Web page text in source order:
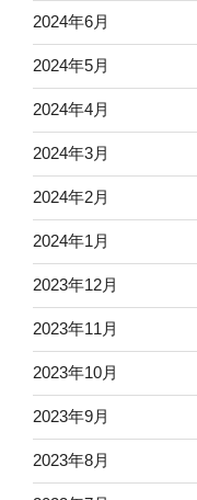
2024年6月
2024年5月
2024年4月
2024年3月
2024年2月
2024年1月
2023年12月
2023年11月
2023年10月
2023年9月
2023年8月